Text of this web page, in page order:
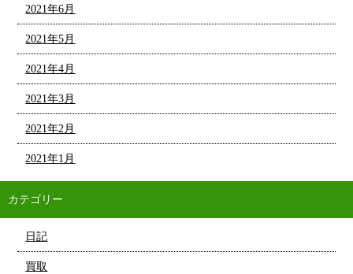
2021年6月
2021年5月
2021年4月
2021年3月
2021年2月
2021年1月
カテゴリー
日記
買取